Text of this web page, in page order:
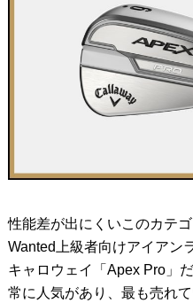
性能差が出にくいこのカテ
Wanted上級者向けアイアン
キャロウェイ「Apex Pro」
常に人気があり、最も売れ